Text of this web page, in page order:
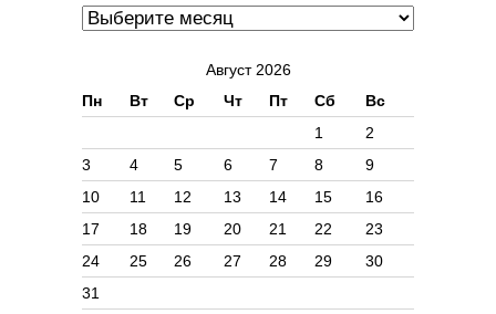
Август 2026
Пн
Вт Ср Чт Пт Сб Вс
1
2
3
4 5 6 7 8
9
10
11 12 13 14 15
16
17
18 19 20 21 22
23
24
25 26 27 28 29
30
31